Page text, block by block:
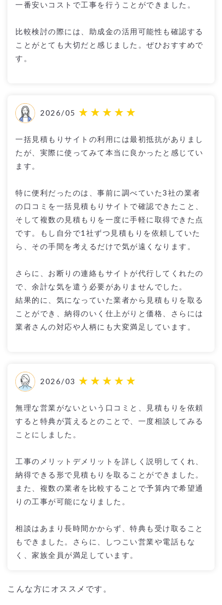
一番安いコストで工事を行うことができました。
比較検討の際には、助成金の活用可能性も確認する
ことがとても大切だと感じました。ぜひおすすめで
す。
2026/05
一括見積もりサイトの利用には最初抵抗がありまし
たが、実際に使ってみて本当に良かったと感じてい
ます。
特に便利だったのは、事前に調べていた3社の業者
の口コミを一括見積もりサイトで確認できたこと、
そして複数の見積もりを一度に手軽に取得できた点
です。もし自分で1社ずつ見積もりを依頼していた
ら、その手間を考えるだけで気が遠くなります。
さらに、お断りの連絡もサイトが代行してくれたの
で、余計な気を遣う必要がありませんでした。
結果的に、気になっていた業者から見積もりを取る
ことができ、納得のいく仕上がりと価格、さらには
業者さんの対応や人柄にも大変満足しています。
2026/03
無理な営業がないという口コミと、見積もりを依頼
すると特典が貰えるとのことで、一度相談してみる
ことにしました。
工事のメリットデメリットを詳しく説明してくれ、
納得できる形で見積もりを取ることができました。
また、複数の業者を比較することで予算内で希望通
りの工事が可能になりました。
相談はあまり長時間かからず、特典も受け取ること
もできました。さらに、しつこい営業や電話もな
く、家族全員が満足しています。
こんな方にオススメです。